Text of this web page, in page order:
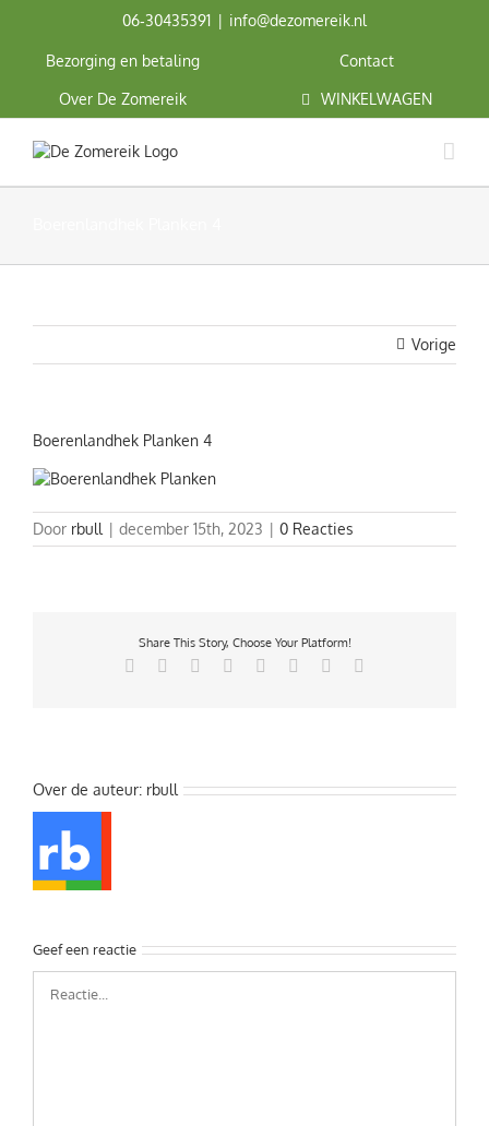
06‑30435391 | info@dezomereik.nl
Bezorging en betaling Contact
Over De Zomereik WINKELWAGEN
Vorige
Boerenlandhek Planken 4
Door rbull | december 15th, 2023 | 0 Reacties
Share This Story, Choose Your Platform!
Facebook Reddit LinkedIn
TumblrPinterest
Over de auteur: rbull
Geef een reactie